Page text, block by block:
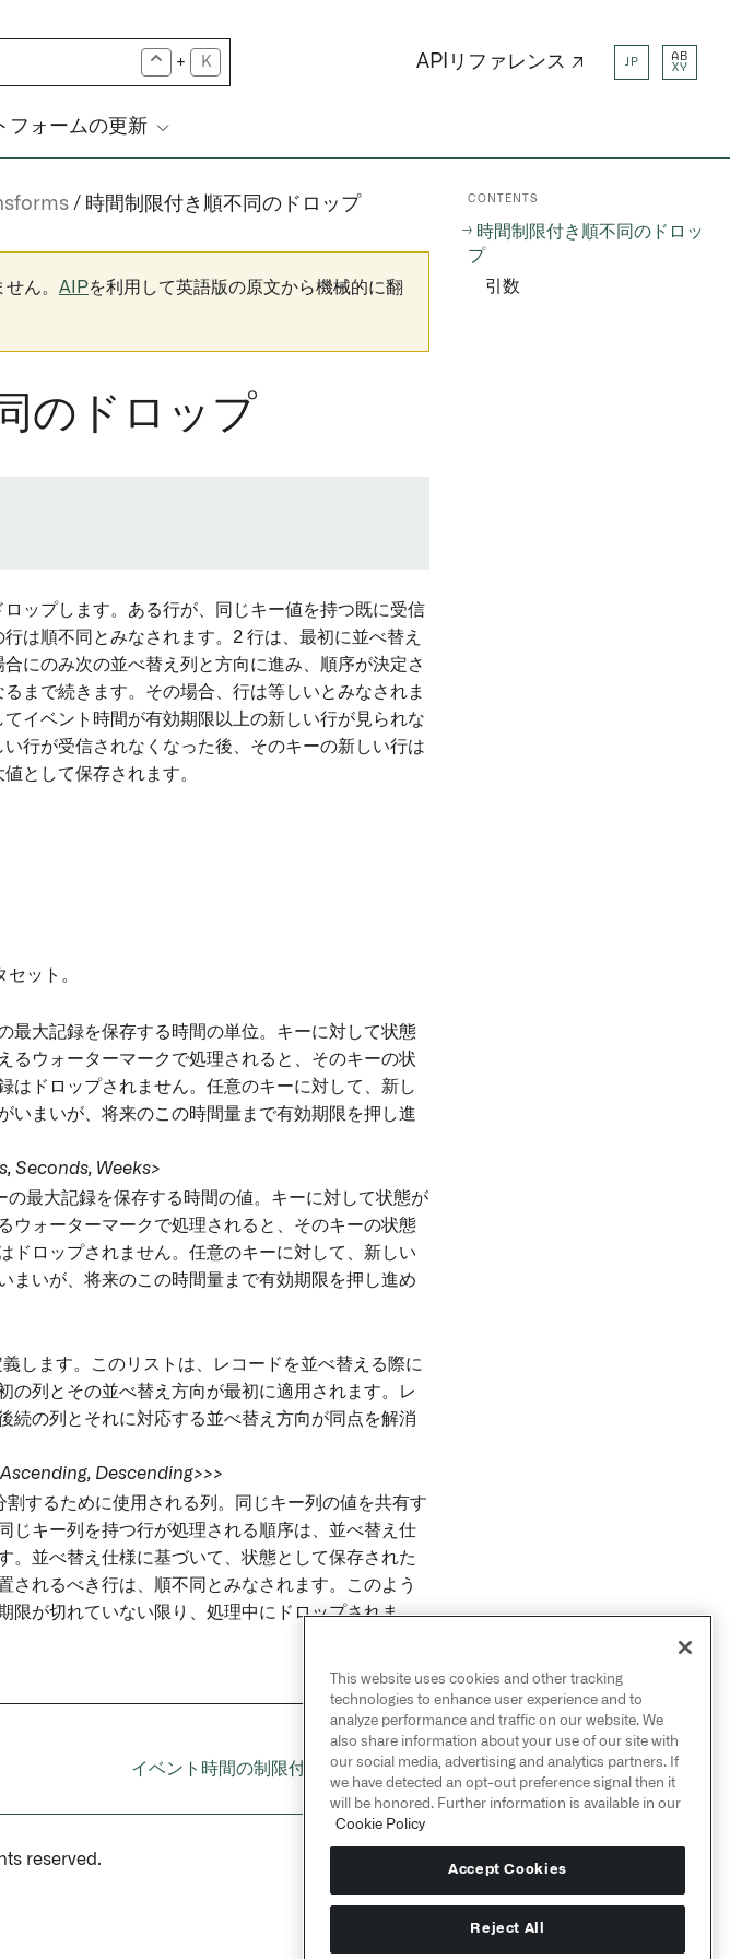
+ K APIリファレンス ↗ JP
AB
XY
フォームの更新
時間制限付き順不同のドロップ
ん。 AIPを利用して英語版の原文から機械的に翻
のドロップ
ップします。ある行が、同じキー値を持つ既に受信
は順不同とみなされます。2 行は、最初に並べ替え
にのみ次の並べ替え列と方向に進み、順序が決定さ
まで続きます。その場合、行は等しいとみなされま
イベント時間が有効期限以上の新しい行が見られな
行が受信されなくなった後、そのキーの新しい行は
として保存されます。
ット。
最大記録を保存する時間の単位。キーに対して状態
るウォーターマークで処理されると、そのキーの状
はドロップされません。任意のキーに対して、新し
いまいが、将来のこの時間量まで有効期限を押し進
Seconds, Weeks>
の最大記録を保存する時間の値。キーに対して状態が
ウォーターマークで処理されると、そのキーの状態
ドロップされません。任意のキーに対して、新しい
まいが、将来のこの時間量まで有効期限を押し進め
します。このリストは、レコードを並べ替える際に
の列とその並べ替え方向が最初に適用されます。レ
続の列とそれに対応する並べ替え方向が同点を解消
Descending>>>
割するために使用される列。同じキー列の値を共有す
じキー列を持つ行が処理される順序は、並べ替え仕
。並べ替え仕様に基づいて、状態として保存された
されるべき行は、順不同とみなされます。このよう
限が切れていない限り、処理中にドロップされま
NEXT
イベント時間の制限付き昇順ソート→
reserved.
CONTENTS
時間制限付き順不同のドロッ
プ
引数
This website uses cookies and other tracking
technologies to enhance user experience and to
analyze performance and traffic on our website. We
also share information about your use of our site with
our social media, advertising and analytics partners. If
we have detected an opt-out preference signal then it
will be honored. Further information is available in our
Cookie Policy
Accept Cookies
Reject All